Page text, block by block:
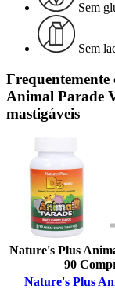
Sem
Sem
Animal Parade
mastigáveis
Nature's Plus
90
Nature's Plus